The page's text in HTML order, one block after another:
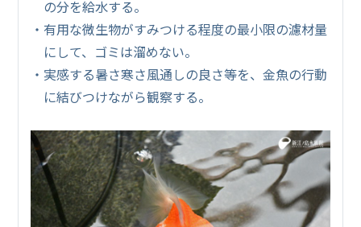
の分を給水する。
・有用な微生物がすみつける程度の最小限の濾材量
にして、ゴミは溜めない。
・実感する暑さ寒さ風通しの良さ等を、金魚の行動
に結びつけながら観察する。